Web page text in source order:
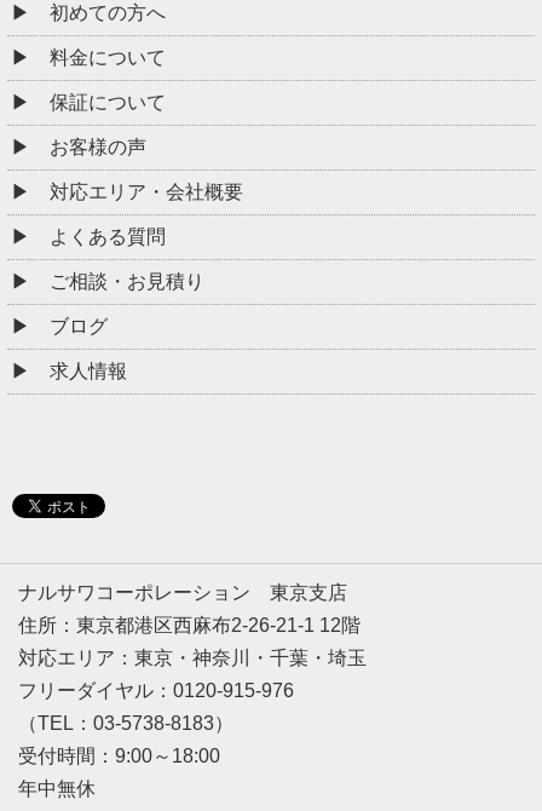
初めての方へ
料金について
保証について
お客様の声
対応エリア・会社概要
よくある質問
ご相談・お見積り
ブログ
求人情報
ナルサワコーポレーション 東京支店
住所：東京都港区西麻布2-26-21-1 12階
対応エリア：東京・神奈川・千葉・埼玉
フリーダイヤル：0120-915-976
（TEL：03-5738-8183）
受付時間：9:00～18:00
年中無休